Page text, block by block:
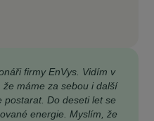
firmy EnVys. Vidím v
máme za sebou i další
Do deseti let se
energie. Myslím, že